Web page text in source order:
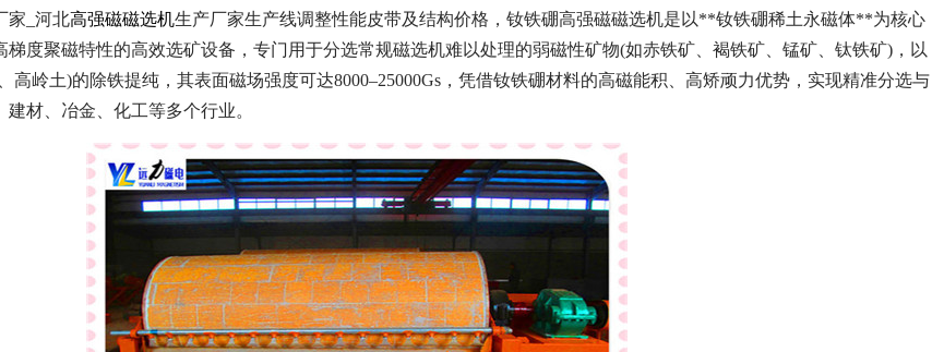
家_河北高强磁磁选机生产厂家生产线调整性能皮带及结构价格，钕铁硼高强磁磁选机是以**钕铁硼稀土永磁体**为核心
度聚磁特性的高效选矿设备，专门用于分选常规磁选机难以处理的弱磁性矿物(如赤铁矿、褐铁矿、锰矿、钛铁矿)，以
高岭土)的除铁提纯，其表面磁场强度可达8000–25000Gs，凭借钕铁硼材料的高磁能积、高矫顽力优势，实现精准分选与
材、冶金、化工等多个行业。